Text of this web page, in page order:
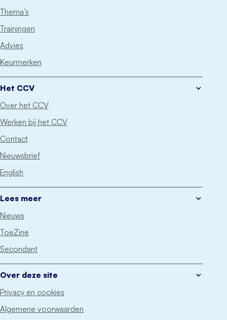
Thema’s
Trainingen
Advies
Keurmerken
Het CCV
Over het CCV
Werken bij het CCV
Contact
Nieuwsbrief
English
Lees meer
Nieuws
ToeZine
Secondant
Over deze site
Privacy en cookies
Algemene voorwaarden